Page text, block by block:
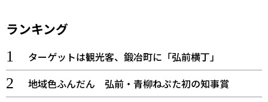
ランキング
ターゲットは観光客、鍛冶町に「弘前横丁」
地域色ふんだん 弘前・青柳ねぷた初の知事賞